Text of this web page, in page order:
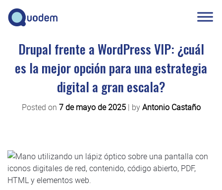
Drupal frente a WordPress VIP: ¿cuál
es la mejor opción para una estrategia
digital a gran escala?
Posted on 7 de mayo de 2025| byAntonio Castaño